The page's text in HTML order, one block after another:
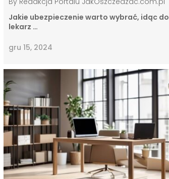
Jakie ubezpieczenie warto wybrać, idąc do
lekarz …
gru 15, 2024